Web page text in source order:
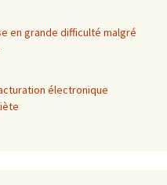
en grande difficulté malgré
électronique